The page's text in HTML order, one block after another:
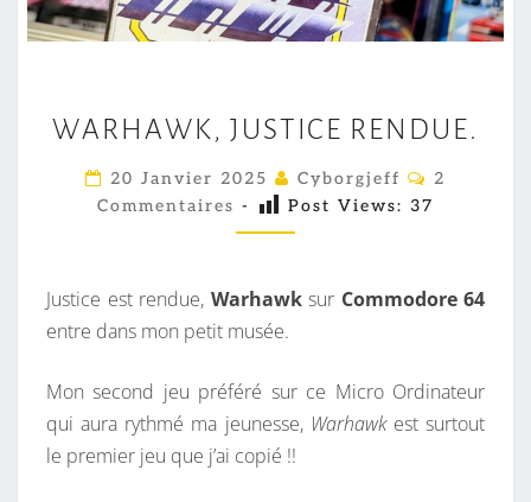
A
R
H
A
K
,
U
S
T
WARHAWK, JUSTICE RENDUE.
20 Janvier 2025 Cyborgjeff
C
M
A
S
2
Commentaires - Post Views: 37
Justice est rendue, Warhawksur Commodore 64
entre dans mon petit musée.
Mon second jeu préféré sur ce Micro Ordinateur
qui aura rythmé ma jeunesse, Warhawkest surtout
le premier jeu que j’ai copié !!